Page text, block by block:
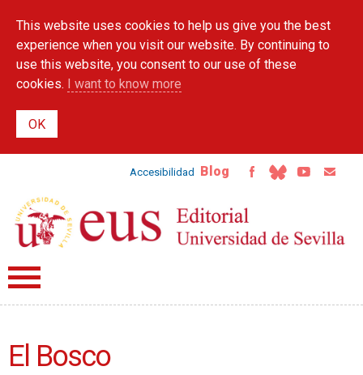
main
content
This website uses cookies to help us give you the best
experience when you visit our website. By continuing to
use this website, you consent to our use of these
cookies. I want to know more
Accesibilidad Blog
El Bosco